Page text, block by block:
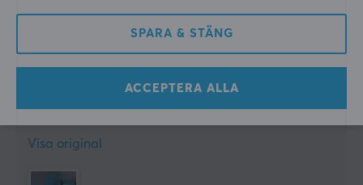
Bästa armen någonsin!
Fantastiskt bra och fin arm. Riktigt stabil och lätt
att montera.
Lätt att montera
Väldigt bra kvalitet
Visa original
SPARA & STÄNG
ACCEPTERA ALLA